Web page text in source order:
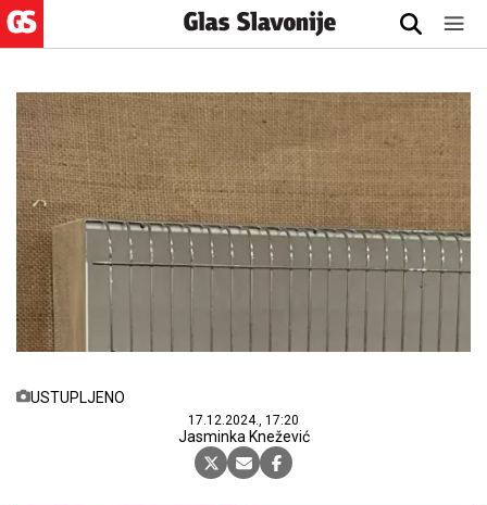
USTUPLJENO
17.12.2024., 17:20
Jasminka Knežević